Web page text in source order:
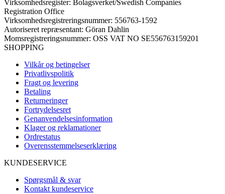
Virksomhedsregister: Bolagsverket/Swedish Companies
Registration Office
Virksomhedsregistreringsnummer: 556763-1592
Autoriseret repræsentant: Göran Dahlin
Momsregistreringsnummer: OSS VAT NO SE556763159201
SHOPPING
Vilkår og betingelser
Privatlivspolitik
Fragt og levering
Betaling
Returneringer
Fortrydelsesret
Genanvendelsesinformation
Klager og reklamationer
Ordrestatus
Overensstemmelseserklæring
KUNDESERVICE
Spørgsmål & svar
Kontakt kundeservice